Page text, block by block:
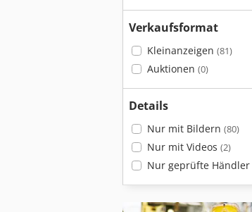
Verkaufsformat
Kleinanzeigen (81)
Auktionen (0)
Details
Nur mit Bildern (80)
Nur mit Videos (2)
Nur geprüfte Händler